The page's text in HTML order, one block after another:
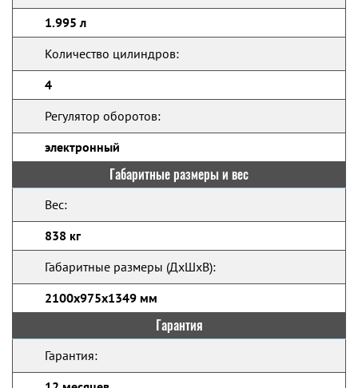
1.995 л
Количество цилиндров:
4
Регулятор оборотов:
электронный
Габаритные размеры и вес
Вес:
838 кг
Габаритные размеры (ДхШхВ):
2100x975x1349 мм
Гарантия
Гарантия: